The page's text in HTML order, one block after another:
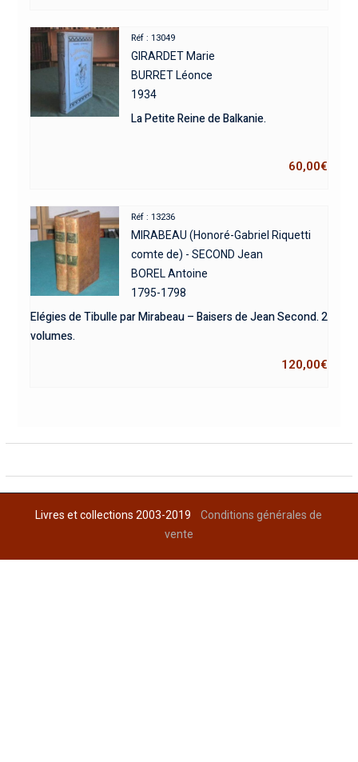
Réf : 13049
GIRARDET Marie
BURRET Léonce
1934
La Petite Reine de Balkanie.
60,00€
Réf : 13236
MIRABEAU (Honoré-Gabriel Riquetti
comte de) - SECOND Jean
BOREL Antoine
1795-1798
Elégies de Tibulle par Mirabeau – Baisers de Jean Second. 2
volumes.
120,00€
Livres et collections 2003-2019Conditions générales de
vente